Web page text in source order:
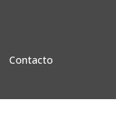
Contacto